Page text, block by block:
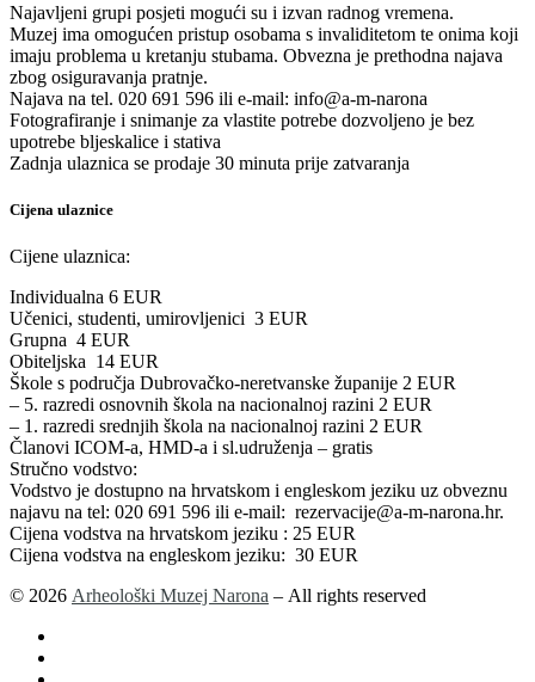
Najavljeni grupi posjeti mogući su i izvan radnog vremena.
Muzej ima omogućen pristup osobama s invaliditetom te onima koji
imaju problema u kretanju stubama. Obvezna je prethodna najava
zbog osiguravanja pratnje.
Najava na tel. 020 691 596 ili e-mail: info@a-m-narona
Fotografiranje i snimanje za vlastite potrebe dozvoljeno je bez
upotrebe bljeskalice i stativa
Zadnja ulaznica se prodaje 30 minuta prije zatvaranja
Cijena ulaznice
Cijene ulaznica:
Individualna 6 EUR
Učenici, studenti, umirovljenici 3 EUR
Grupna 4 EUR
Obiteljska 14 EUR
Škole s područja Dubrovačko-neretvanske županije 2 EUR
– 5. razredi osnovnih škola na nacionalnoj razini 2 EUR
– 1. razredi srednjih škola na nacionalnoj razini 2 EUR
Članovi ICOM-a, HMD-a i sl.udruženja – gratis
Stručno vodstvo:
Vodstvo je dostupno na hrvatskom i engleskom jeziku uz obveznu
najavu na tel: 020 691 596 ili e-mail: rezervacije@a-m-narona.hr.
Cijena vodstva na hrvatskom jeziku : 25 EUR
Cijena vodstva na engleskom jeziku: 30 EUR
© 2026 Arheološki Muzej Narona – All rights reserved